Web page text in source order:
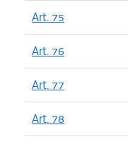
Art. 75
Art. 76
Art. 77
Art. 78